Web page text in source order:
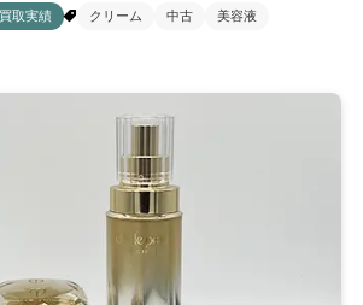
買取実績 クリーム 中古 美容液